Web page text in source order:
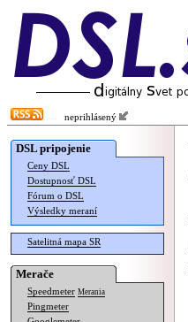
neprihlásený
DSL pripojenie
Ceny DSL
Dostupnosť DSL
Fórum o DSL
Výsledky meraní
Satelitná mapa SR
Merače
Speedmeter Merania
Pingmeter